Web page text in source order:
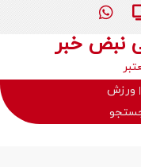
نبض خبر
ورزش